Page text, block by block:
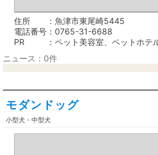
住所
魚津市東尾崎5445
電話番号
0765-31-6688
PR
ペット美容室、ペットホテ
ニュース：0件
モダンドッグ
小型犬・中型犬